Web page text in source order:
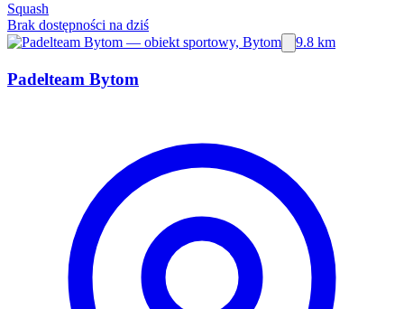
Squash
Brak dostępności na dziś
9.8 km
Padelteam Bytom